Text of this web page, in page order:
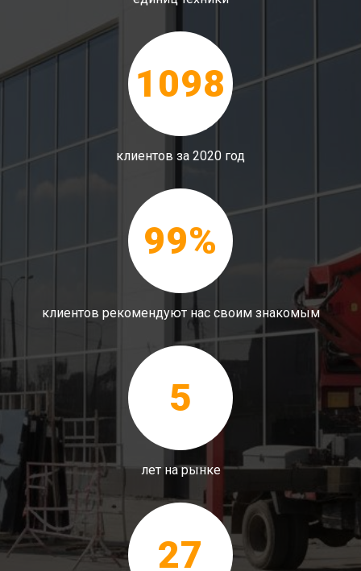
1098
клиентов за 2020 год
99%
клиентов рекомендуют нас своим знакомым
5
лет на рынке
27